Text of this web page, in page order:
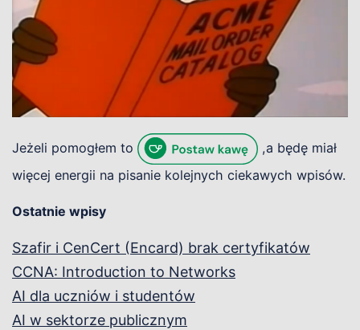
Jeżeli pomogłem to
,a będę miał
więcej energii na pisanie kolejnych ciekawych wpisów.
Ostatnie wpisy
Szafir i CenCert (Encard) brak certyfikatów
CCNA: Introduction to Networks
AI dla uczniów i studentów
AI w sektorze publicznym